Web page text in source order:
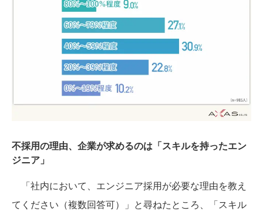
不採用の理由、企業が求めるのは「スキルを持ったエン
ジニア」
「社内において、エンジニア採用が必要な理由を教え
てください（複数回答可）」と尋ねたところ、「スキル